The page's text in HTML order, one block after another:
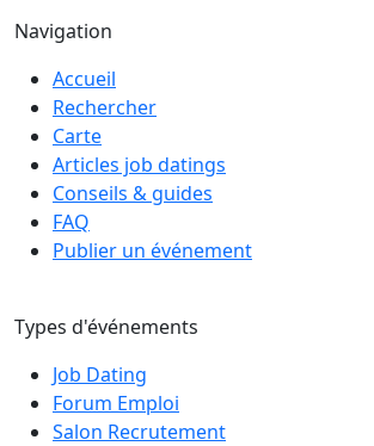
Navigation
Accueil
Rechercher
Carte
Articles job datings
Conseils & guides
FAQ
Publier un événement
Types d'événements
Job Dating
Forum Emploi
Salon Recrutement